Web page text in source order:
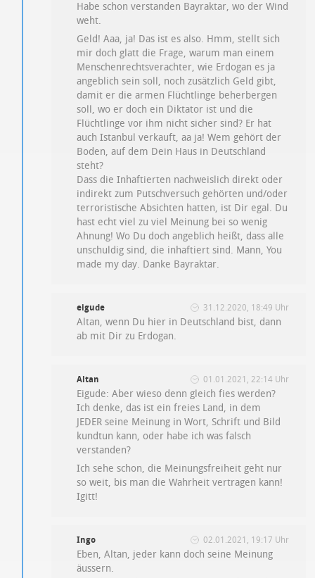
Habe schon verstanden Bayraktar, wo der Wind
weht.
Geld! Aaa, ja! Das ist es also. Hmm, stellt sich
mir doch glatt die Frage, warum man einem
Menschenrechtsverachter, wie Erdogan es ja
angeblich sein soll, noch zusätzlich Geld gibt,
damit er die armen Flüchtlinge beherbergen
soll, wo er doch ein Diktator ist und die
Flüchtlinge vor ihm nicht sicher sind? Er hat
auch Istanbul verkauft, aa ja! Wem gehört der
Boden, auf dem Dein Haus in Deutschland
steht?
Dass die Inhaftierten nachweislich direkt oder
indirekt zum Putschversuch gehörten und/oder
terroristische Absichten hatten, ist Dir egal. Du
hast echt viel zu viel Meinung bei so wenig
Ahnung! Wo Du doch angeblich heißt, dass alle
unschuldig sind, die inhaftiert sind. Mann, You
made my day. Danke Bayraktar.
eigude 31.12.2020, 18:49 Uhr
Altan, wenn Du hier in Deutschland bist, dann
ab mit Dir zu Erdogan.
Altan 01.01.2021, 22:14 Uhr
Eigude: Aber wieso denn gleich fies werden?
Ich denke, das ist ein freies Land, in dem
JEDER seine Meinung in Wort, Schrift und Bild
kundtun kann, oder habe ich was falsch
verstanden?
Ich sehe schon, die Meinungsfreiheit geht nur
so weit, bis man die Wahrheit vertragen kann!
Igitt!
Ingo 02.01.2021, 19:17 Uhr
Eben, Altan, jeder kann doch seine Meinung
äussern.